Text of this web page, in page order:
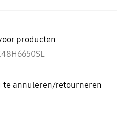
producten
te annuleren/retourneren